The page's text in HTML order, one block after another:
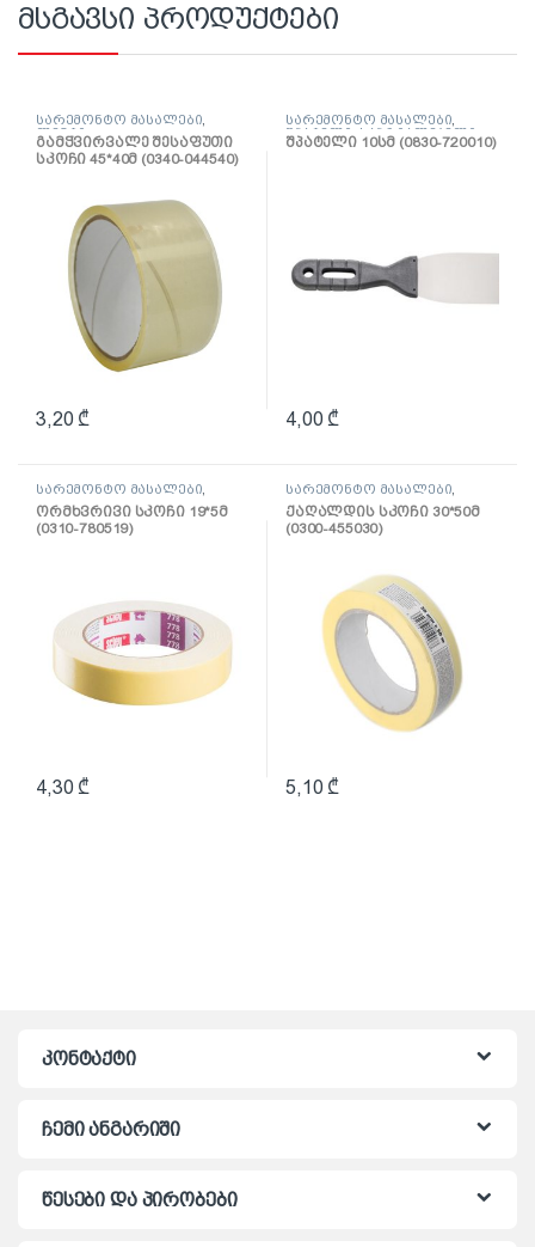
მსგავსი პროდუქტები
სარემონტო მასალები
ლენტი
გამჭვირვალე შესაფუთი
სკოჩი 45*40მ (0340-044540)
3,20 ₾
სარემონტო მასალები
შპატელი, საპრიალებელი,
ქაფჩა
შპატელი 10სმ (0830-720010)
4,00 ₾
სარემონტო მასალები
ლენტი
ორმხვრივი სკოჩი 19*5მ
(0310-780519)
4,30 ₾
სარემონტო მასალები
ლენტი
ქაღალდის სკოჩი 30*50მ
(0300-455030)
5,10 ₾
კონტაქტი
ჩემი ანგარიში
წესები და პირობები